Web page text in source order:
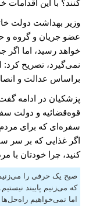
کنند؟ با این اقدامات
وزیر بهداشت دولت
عضو جریان و گروه و
خواهد رسید، اما اگر
نمی‌گیرد، تصریح کرد:
براساس عدالت و
پزشکیان در ادامه
قوه‌قضائیه و دولت
سفره‌ای که برای
اگر غذایی که بر سر
کنید، چرا خودتان
صبح یک حرفی را
که می‌زنیم پایبند
اما نمی‌خواهیم